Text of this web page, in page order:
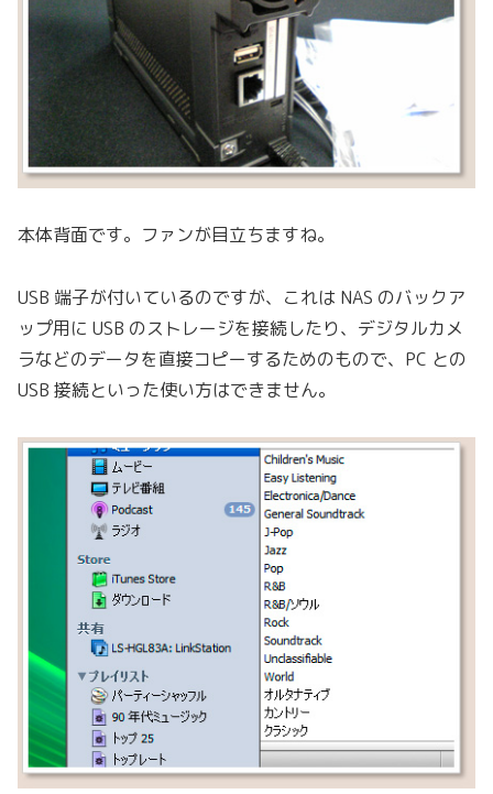
本体背面です。ファンが目立ちますね。
USB 端子が付いているのですが、これは NAS のバックア
ップ用に USB のストレージを接続したり、デジタルカメ
ラなどのデータを直接コピーするためのもので、PC との
USB 接続といった使い方はできません。